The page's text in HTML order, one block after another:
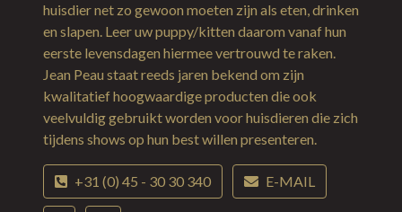
huisdier net zo gewoon moeten zijn als eten, drinken
en slapen. Leer uw puppy/kitten daarom vanaf hun
eerste levensdagen hiermee vertrouwd te raken.
Jean Peau staat reeds jaren bekend om zijn
kwalitatief hoogwaardige producten die ook
veelvuldig gebruikt worden voor huisdieren die zich
tijdens shows op hun best willen presenteren.
+31 (0) 45 - 30 30 340 E-MAIL